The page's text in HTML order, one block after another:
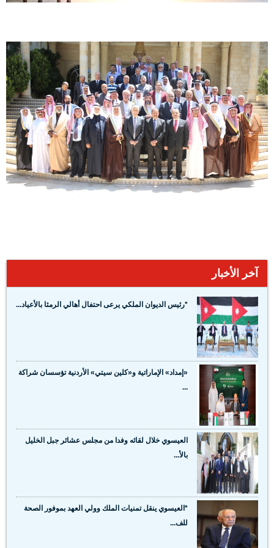
آخر الأخبار
*رئيس الديوان الملكي يرعى احتفال أهالي الرمثا بالأعياد...
«إمداد» الإماراتية و«كلين سيتي» الأردنية تؤسسان شراكة
...
العيسوي خلال لقائه وفدا من مجلس عشائر جبل الخليل
بالأ...
*العيسوي ينقل تمنيات الملك وولي العهد بموفور الصحة
للف...